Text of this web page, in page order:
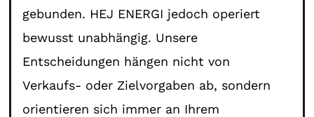
gebunden. HEJ ENERGI jedoch operiert
bewusst unabhängig. Unsere
Entscheidungen hängen nicht von
Verkaufs- oder Zielvorgaben ab, sondern
orientieren sich immer an Ihrem